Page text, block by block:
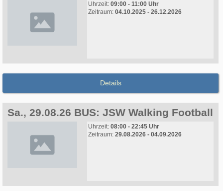
Uhrzeit: 09:00 - 11:00 Uhr
Zeitraum: 04.10.2025 - 26.12.2026
Details
Sa., 29.08.26 BUS: JSW Walking Football
Uhrzeit: 08:00 - 22:45 Uhr
Zeitraum: 29.08.2026 - 04.09.2026